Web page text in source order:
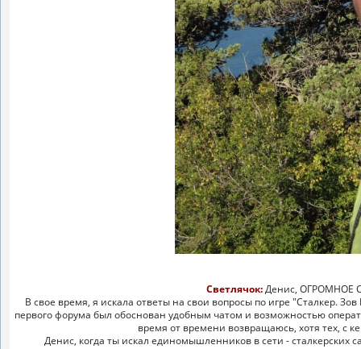
Светлячок:Денис, ОГРОМНОЕ
В свое время, я искала ответы на свои вопросы по игре "Сталкер.
первого форума был обоснован удобным чатом и возможностью
время от времени возвращаюсь, хотя тех, с
Денис, когда ты искал единомышленников в сети - сталкерских